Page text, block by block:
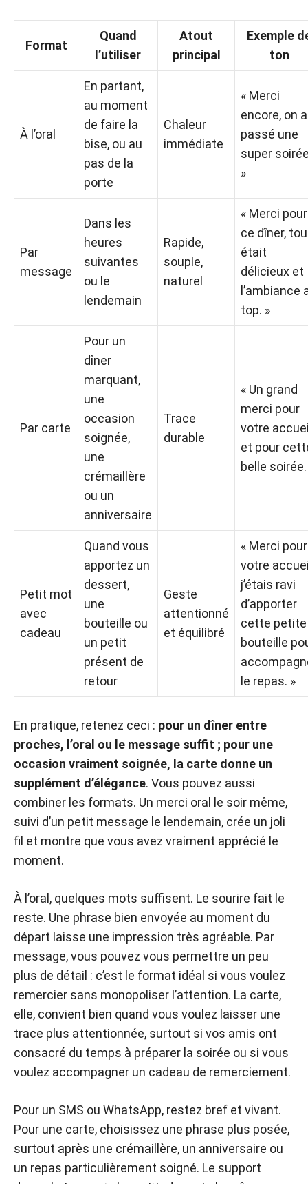
Format
Quand
l’utiliser
Atout
principal
Exemple
ton
À l’oral
En partant,
au moment
de faire la
bise, ou au
pas de la
porte
Chaleur
immédiate
« Merci
encore, on a
passé une
super
»
Par
message
Dans les
heures
suivantes
ou le
lendemain
Rapide,
souple,
naturel
« Merci pour
ce dîner,
était
délicieux et
l’ambiance
top. »
Par carte
Pour un
dîner
marquant,
une
occasion
soignée,
une
crémaillère
ou un
anniversaire
Trace
durable
« Un grand
merci pour
votre
et pour
belle soirée.
Petit mot
avec
cadeau
Quand vous
apportez un
dessert,
une
bouteille ou
un petit
présent de
retour
Geste
attentionné
et équilibré
« Merci pour
votre
j’étais ravi
d’apporter
cette petite
bouteille
le repas. »
En pratique, retenez ceci : pour un dîner entre
proches, l’oral ou le message suffit ; pour une
occasion vraiment soignée, la carte donne un
supplément d’élégance. Vous pouvez aussi
combiner les formats. Un merci oral le soir même,
suivi d’un petit message le lendemain, crée un joli
fil et montre que vous avez vraiment apprécié le
moment.
À l’oral, quelques mots suffisent. Le sourire fait le
reste. Une phrase bien envoyée au moment du
départ laisse une impression très agréable. Par
message, vous pouvez vous permettre un peu
plus de détail : c’est le format idéal si vous voulez
remercier sans monopoliser l’attention. La carte,
elle, convient bien quand vous voulez laisser une
trace plus attentionnée, surtout si vos amis ont
consacré du temps à préparer la soirée ou si vous
voulez accompagner un cadeau de remerciement.
Pour un SMS ou WhatsApp, restez bref et vivant.
Pour une carte, choisissez une phrase plus posée,
surtout après une crémaillère, un anniversaire ou
un repas particulièrement soigné. Le support